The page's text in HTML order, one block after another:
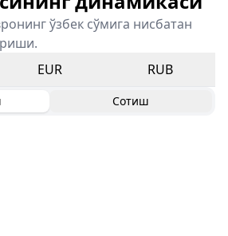
ўзбек сўмига нисбатан
EUR RUB
Сотиш